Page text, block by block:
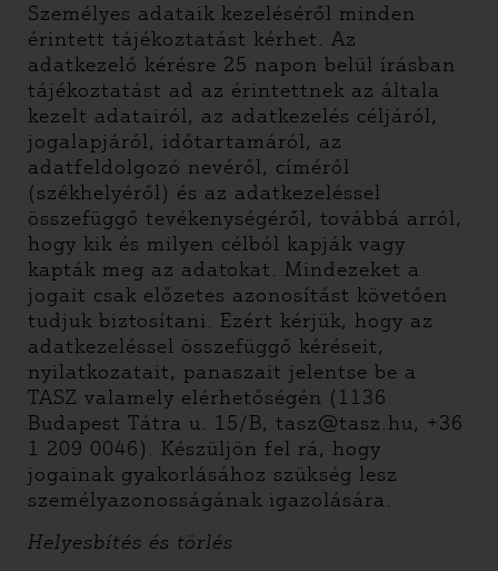
Személyes adataik kezeléséről minden
érintett tájékoztatást kérhet. Az
adatkezelő kérésre 25 napon belül írásban
tájékoztatást ad az érintettnek az általa
kezelt adatairól, az adatkezelés céljáról,
jogalapjáról, időtartamáról, az
adatfeldolgozó nevéről, címéről
(székhelyéről) és az adatkezeléssel
összefüggő tevékenységéről, továbbá arról,
hogy kik és milyen célból kapják vagy
kapták meg az adatokat. Mindezeket a
jogait csak előzetes azonosítást követően
tudjuk biztosítani. Ezért kérjük, hogy az
adatkezeléssel összefüggő kéréseit,
nyilatkozatait, panaszait jelentse be a
TASZ valamely elérhetőségén (1136
Budapest Tátra u. 15/B, tasz@tasz.hu, +36
1 209 0046). Készüljön fel rá, hogy
jogainak gyakorlásához szükség lesz
személyazonosságának igazolására.
Helyesbítés és törlés